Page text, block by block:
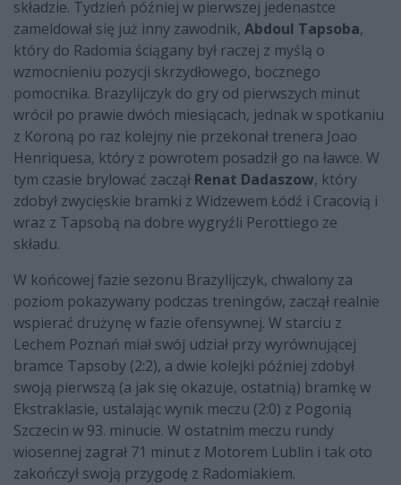
składzie. Tydzień później w pierwszej jedenastce
zameldował się już inny zawodnik, Abdoul Tapsoba,
który do Radomia ściągany był raczej z myślą o
wzmocnieniu pozycji skrzydłowego, bocznego
pomocnika. Brazylijczyk do gry od pierwszych minut
wrócił po prawie dwóch miesiącach, jednak w spotkaniu
z Koroną po raz kolejny nie przekonał trenera Joao
Henriquesa, który z powrotem posadził go na ławce. W
tym czasie brylować zaczął Renat Dadaszow, który
zdobył zwycięskie bramki z Widzewem Łódź i Cracovią i
wraz z Tapsobą na dobre wygryźli Perottiego ze
składu.
W końcowej fazie sezonu Brazylijczyk, chwalony za
poziom pokazywany podczas treningów, zaczął realnie
wspierać drużynę w fazie ofensywnej. W starciu z
Lechem Poznań miał swój udział przy wyrównującej
bramce Tapsoby (2:2), a dwie kolejki później zdobył
swoją pierwszą (a jak się okazuje, ostatnią) bramkę w
Ekstraklasie, ustalając wynik meczu (2:0) z Pogonią
Szczecin w 93. minucie. W ostatnim meczu rundy
wiosennej zagrał 71 minut z Motorem Lublin i tak oto
zakończył swoją przygodę z Radomiakiem.